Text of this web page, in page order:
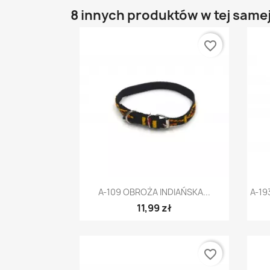
8 innych produktów w tej
Szybki podgląd
A-109 OBROŻA INDIAŃSKA...
11,99 zł
favorite_border
A-
favorite_border